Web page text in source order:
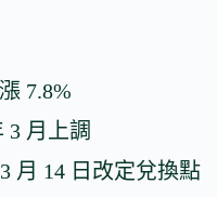
7.8%
3 月上調
月 14 日改定兌換點